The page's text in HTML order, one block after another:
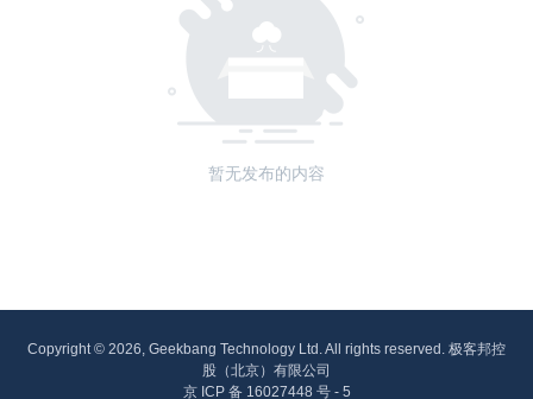
暂无发布的内容
Copyright © 2026, Geekbang Technology Ltd. All rights reserved. 极客邦控
股（北京）有限公司
京 ICP 备 16027448 号 - 5